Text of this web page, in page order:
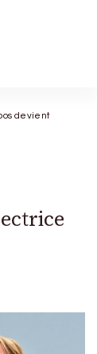
devient